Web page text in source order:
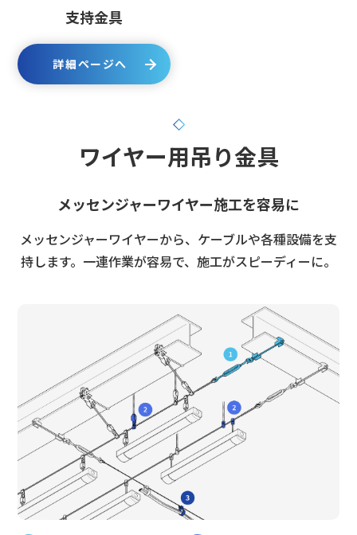
支持金具
詳細ページへ
ワイヤー用吊り金具
メッセンジャーワイヤー施工を容易に
メッセンジャーワイヤーから、ケーブルや各種設備を支
持します。一連作業が容易で、施工がスピーディーに。